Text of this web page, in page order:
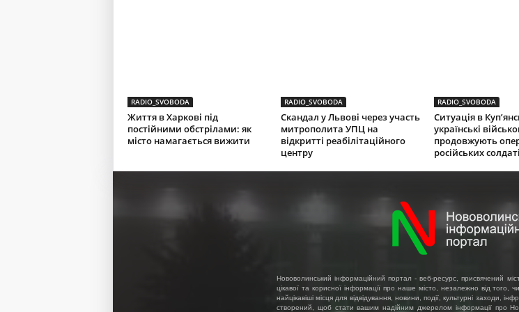
RADIO_SVOBODA
Життя в Харкові під
постійними обстрілами: як
місто намагається вижити
RADIO_SVOBODA
Скандал у Львові через участь
митрополита УПЦ на
відкритті реабілітаційного
центру
RADIO_SVOBODA
Ситуація в
українські
продовжують
російських
Нововолинський інформаційний портал - веб-ресурс, присвячений
цікавої та корисної інформації про наше місто, незалежно від того,
найцікавіші місця для відвідування, новини, події, культурні заходи,
створений, щоб стати вашим надійним джерелом інформації про